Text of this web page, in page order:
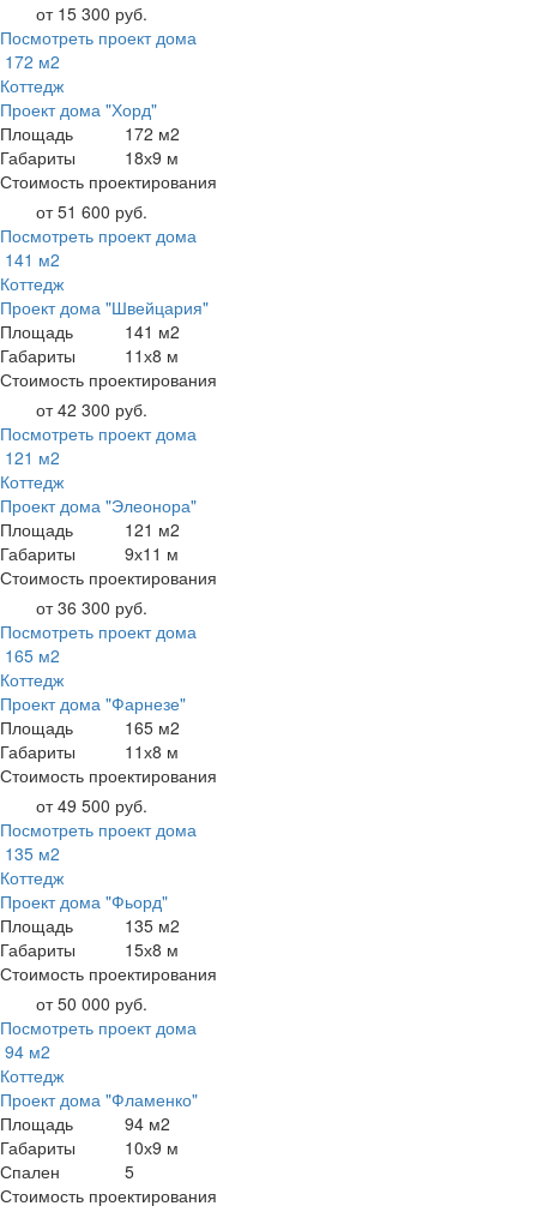
от 15 300 руб.
Посмотреть проект дома
172 м2
Коттедж
Проект дома "Хорд"
Площадь
172 м2
Габариты
18х9 м
Стоимость проектирования
от 51 600 руб.
Посмотреть проект дома
141 м2
Коттедж
Проект дома "Швейцария"
Площадь
141 м2
Габариты
11х8 м
Стоимость проектирования
от 42 300 руб.
Посмотреть проект дома
121 м2
Коттедж
Проект дома "Элеонора"
Площадь
121 м2
Габариты
9х11 м
Стоимость проектирования
от 36 300 руб.
Посмотреть проект дома
165 м2
Коттедж
Проект дома "Фарнезе"
Площадь
165 м2
Габариты
11х8 м
Стоимость проектирования
от 49 500 руб.
Посмотреть проект дома
135 м2
Коттедж
Проект дома "Фьорд"
Площадь
135 м2
Габариты
15х8 м
Стоимость проектирования
от 50 000 руб.
Посмотреть проект дома
94 м2
Коттедж
Проект дома "Фламенко"
Площадь
94 м2
Габариты
10х9 м
Спален
5
Стоимость проектирования